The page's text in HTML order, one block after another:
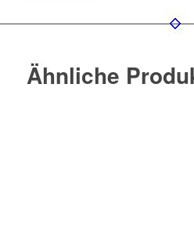
Ähnliche